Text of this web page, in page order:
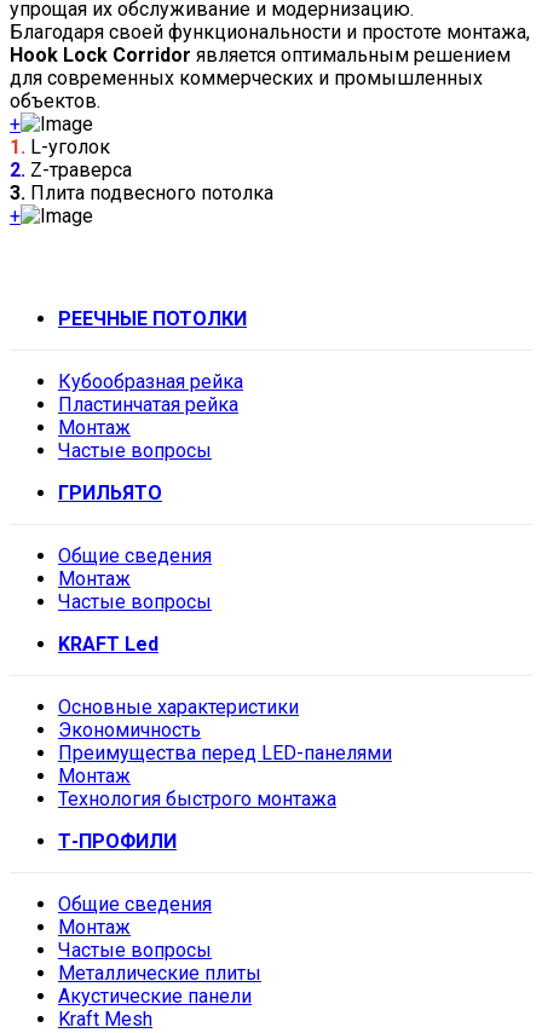
упрощая их обслуживание и модернизацию.
Благодаря своей функциональности и простоте монтажа,
Hook Lock Corridor является оптимальным решением
для современных коммерческих и промышленных
объектов.
+
1. L-уголок
2. Z-траверса
3. Плита подвесного потолка
+
РЕЕЧНЫЕ ПОТОЛКИ
Кубообразная рейка
Пластинчатая рейка
Монтаж
Частые вопросы
ГРИЛЬЯТО
Общие сведения
Монтаж
Частые вопросы
KRAFT Led
Основные характеристики
Экономичность
Преимущества перед LED-панелями
Монтаж
Технология быстрого монтажа
Т-ПРОФИЛИ
Общие сведения
Монтаж
Частые вопросы
Металлические плиты
Акустические панели
Kraft Mesh